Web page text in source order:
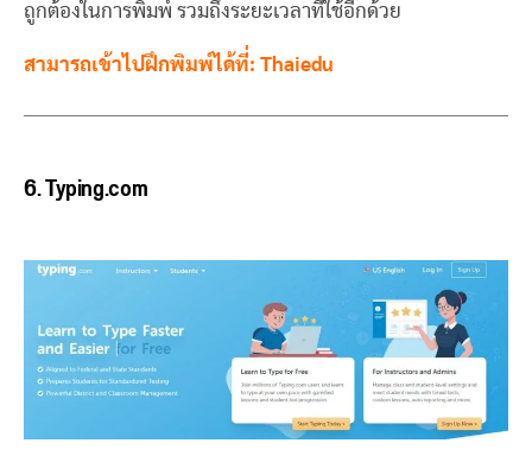
ถูกต้องในการพิมพ์ รวมถึงระยะเวลาที่ใช้อีกด้วย
สามารถเข้าไปฝึกพิมพ์ได้ที่: Thaiedu
6.Typing.com